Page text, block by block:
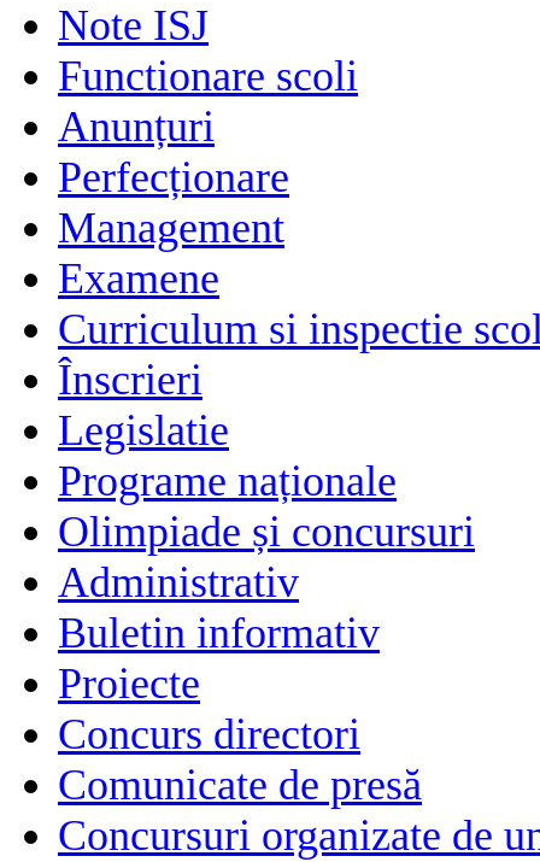
Note ISJ
Functionare scoli
Anunțuri
Perfecționare
Management
Examene
Curriculum si inspectie
Înscrieri
Legislatie
Programe naționale
Olimpiade și concursuri
Administrativ
Buletin informativ
Proiecte
Concurs directori
Comunicate de presă
Concursuri organizate de